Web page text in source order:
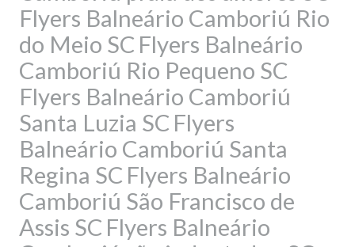
Flyers Balneário Camboriú Rio
do Meio SC Flyers Balneário
Camboriú Rio Pequeno SC
Flyers Balneário Camboriú
Santa Luzia SC Flyers
Balneário Camboriú Santa
Regina SC Flyers Balneário
Camboriú São Francisco de
Assis SC Flyers Balneário